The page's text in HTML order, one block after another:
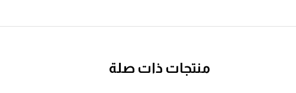
منتجات ذات صلة